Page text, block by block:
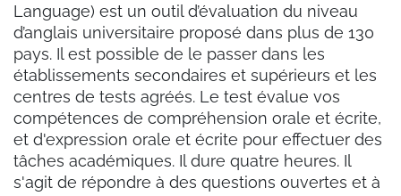
Language) est un outil d’évaluation du niveau
d’anglais universitaire proposé dans plus de 130
pays. Il est possible de le passer dans les
établissements secondaires et supérieurs et les
centres de tests agréés. Le test évalue vos
compétences de compréhension orale et écrite,
et d'expression orale et écrite pour effectuer des
tâches académiques. Il dure quatre heures. Il
s'agit de répondre à des questions ouvertes et à